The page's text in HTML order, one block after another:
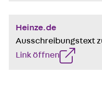
Heinze.de
Ausschreibungstext
Link öffnen